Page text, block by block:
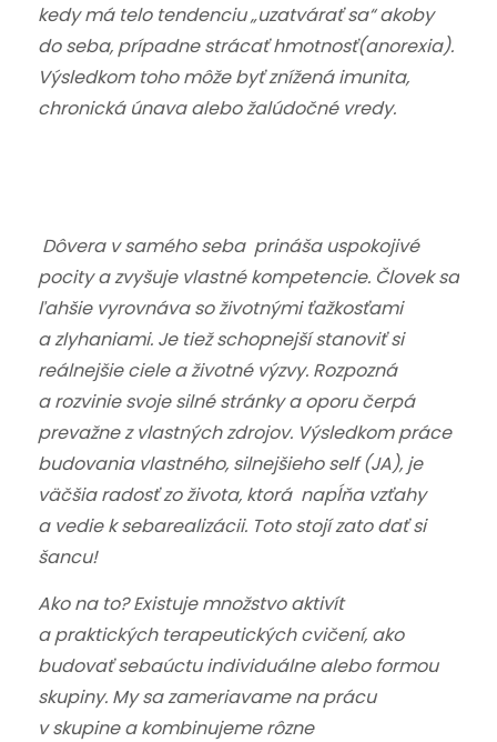
kedy má telo tendenciu „uzatvárať sa“ akoby
do seba, prípadne strácať hmotnosť(anorexia).
Výsledkom toho môže byť znížená imunita,
chronická únava alebo žalúdočné vredy.
Dôvera v samého seba prináša uspokojivé
pocity a zvyšuje vlastné kompetencie. Človek sa
ľahšie vyrovnáva so životnými ťažkosťami
a zlyhaniami. Je tiež schopnejší stanoviť si
reálnejšie ciele a životné výzvy. Rozpozná
a rozvinie svoje silné stránky a oporu čerpá
prevažne z vlastných zdrojov. Výsledkom práce
budovania vlastného, silnejšieho self (JA), je
väčšia radosť zo života, ktorá napĺňa vzťahy
a vedie k sebarealizácii. Toto stojí zato dať si
šancu!
Ako na to? Existuje množstvo aktivít
a praktických terapeutických cvičení, ako
budovať sebaúctu individuálne alebo formou
skupiny. My sa zameriavame na prácu
v skupine a kombinujeme rôzne